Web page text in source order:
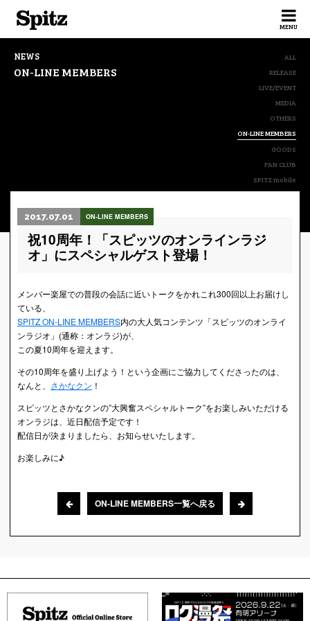
MENU
NEWS
ON-LINE MEMBERS
ALL
RELEASE
LIVE/EVENT
MEDIA
OTHERS
ON-LINE MEMBERS
GOODS
FAN CLUB
SPITZ mobile
2017.07.01 ON-LINE MEMBERS
祝10周年！「スピッツのオンラインラジ
オ」にスペシャルゲスト登場！
メンバー楽屋での普段の会話に近いトークをかれこれ300回以上お届けし
ている、
SPITZ ON-LINE MEMBERS内の大人気コンテンツ「スピッツのオンライ
ンラジオ」(通称：オンラジ)が、
この夏10周年を迎えます。
その10周年を盛り上げよう！という企画にご協力してくださったのは、
なんと、 さかなクン ！
スピッツとさかなクンの”大興奮スペシャルトーク”をお楽しみいただける
オンラジは、近日配信予定です！
配信日が決まりましたら、お知らせいたします。
お楽しみに♪
ON-LINE MEMBERS一覧へ戻る